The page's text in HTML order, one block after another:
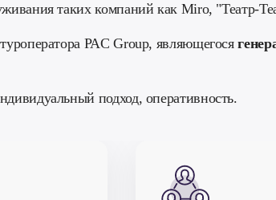
таких компаний как Miro, "Театр-
PAC Group, являющегося
подход, оперативность.